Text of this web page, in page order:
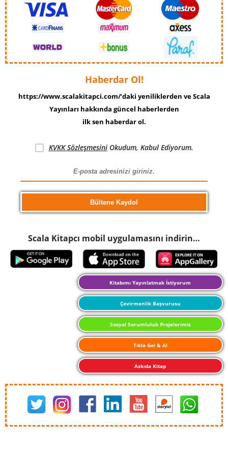
Haberdar Ol!
https://www.scalakitapci.com/’daki yeniliklerden ve Scala
Yayınları hakkında güncel haberlerden
ilk sen haberdar ol.
KVKK SözleşmesiniOkudum, Kabul Ediyorum.
Scala Kitapcı mobil uygulamasını indirin…
Kitabımı Yayınlatmak İstiyorum
Çevirmenlik Başvurusu
Sosyal Sorumluluk Projelerimiz
Tıkla Gel & Al
Askıda Kitap